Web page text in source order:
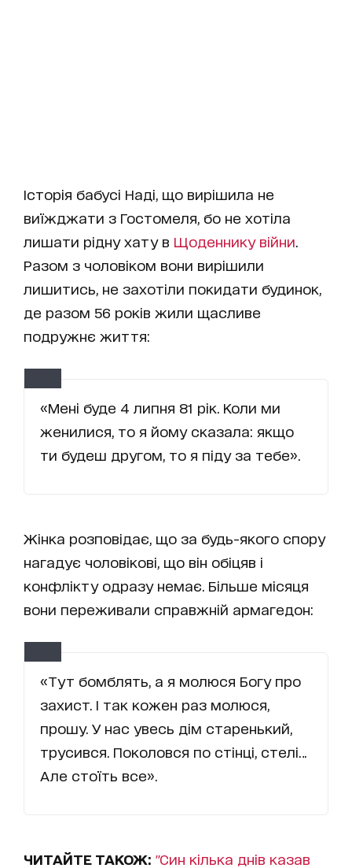
Історія бабусі Наді, що вирішила не
виїжджати з Гостомеля, бо не хотіла
лишати рідну хату в Щоденнику війни
Разом з чоловіком вони вирішили
лишитись, не захотіли покидати будинок,
де разом 56 років жили щасливе
подружнє життя:
«Мені буде 4 липня 81 рік. Коли ми
женилися, то я йому сказала: якщо
ти будеш другом, то я піду за тебе».
Жінка розповідає, що за будь-якого спору
нагадує чоловікові, що він обіцяв і
конфлікту одразу немає. Більше місяця
вони переживали справжній армагедон:
«Тут бомблять, а я молюся Богу про
захист. І так кожен раз молюся,
прошу. У нас увесь дім старенький,
трусився. Поколовся по стінці, стелі…
Але стоїть все».
ЧИТАЙТЕ ТАКОЖ: "Син кілька днів казав